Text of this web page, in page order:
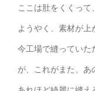
ここは肚をくくって
ようやく、素材が上
今工場で縫っていた
が、これがまた、あ